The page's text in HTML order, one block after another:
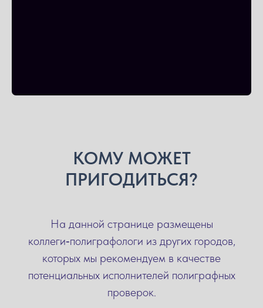
КОМУ МОЖЕТ
ПРИГОДИТЬСЯ?
На данной странице размещены
коллеги‑полиграфологи из других городов,
которых мы рекомендуем в качестве
потенциальных исполнителей полиграфных
проверок.